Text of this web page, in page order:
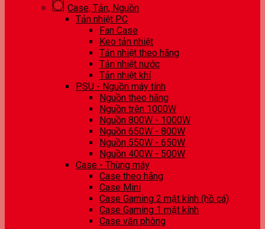
Case, Tản, Nguồn
Tản nhiệt PC
Fan Case
Keo tản nhiệt
Tản nhiệt theo hãng
Tản nhiệt nước
Tản nhiệt khí
PSU - Nguồn máy tính
Nguồn theo hãng
Nguồn trên 1000W
Nguồn 800W - 1000W
Nguồn 650W - 800W
Nguồn 550W - 650W
Nguồn 400W - 500W
Case - Thùng máy
Case theo hãng
Case Mini
Case Gaming 2 mặt kính (hồ cá)
Case Gaming 1 mặt kính
Case văn phòng